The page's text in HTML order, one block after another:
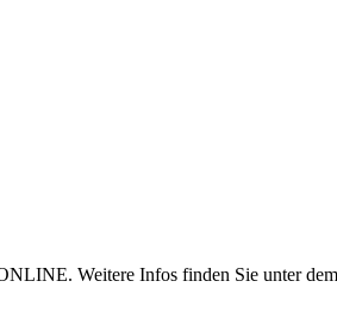
Weitere Infos finden Sie unter